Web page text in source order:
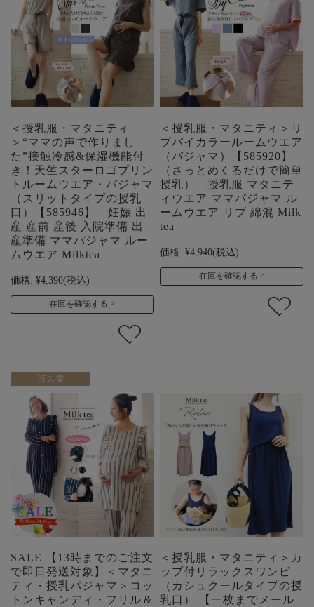
＜授乳服・マタニティ
＞“ママの声で作りまし
た”接触冷感&保湿機能付
き！天竺スターロゴプリン
トルームウエア・パジャマ
（スリットタイプの授乳
口）【585946】 妊娠 出
産 産前 産後 入院準備 出
産準備 ママパジャマ ルー
ムウエア Milktea
価格: ¥4,390(税込)
在庫を確認する
＜授乳服・マタニティ＞リ
ブバイカラールームウエア
（パジャマ）【585920】
（さっとめくるだけで簡単
授乳） 授乳服 マタニテ
ィウエア ママパジャマ ル
ームウエア リブ 綿混 Milk
tea
価格: ¥4,940(税込)
在庫を確認する
SALE 【13時までのご注文
で即日発送対象】＜マタニ
ティ・授乳パジャマ＞コッ
トンキャンディ・フリル＆
＜授乳服・マタニティ＞カ
ップ付リラックスワンピ
（カシュクールタイプの授
乳口） 【一枚までメール